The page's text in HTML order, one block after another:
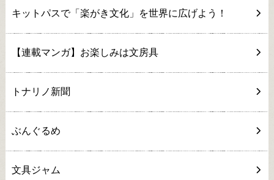
キットパスで「楽がき文化」を世界に広げよう！
【連載マンガ】お楽しみは文房具
トナリノ新聞
ぶんぐるめ
文具ジャム